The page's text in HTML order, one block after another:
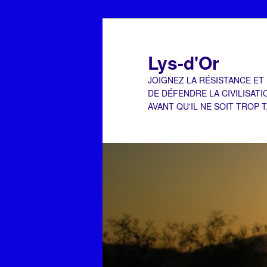
Lys-d'Or
JOIGNEZ LA RÉSISTANCE
DE DÉFENDRE LA
AVANT QU'IL NE SOIT TROP